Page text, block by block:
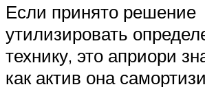
Если принято решение
утилизировать
технику, это априори
как актив она